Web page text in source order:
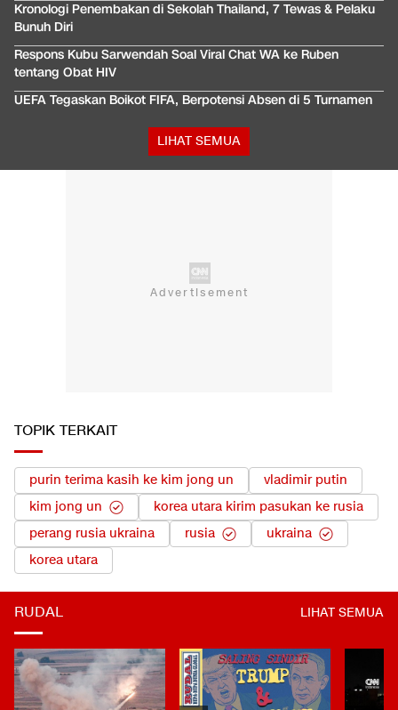
Kronologi Penembakan di Sekolah Thailand, 7 Tewas & Pelaku
Bunuh Diri
Respons Kubu Sarwendah Soal Viral Chat WA ke Ruben
tentang Obat HIV
UEFA Tegaskan Boikot FIFA, Berpotensi Absen di 5 Turnamen
LIHAT SEMUA
TOPIK TERKAIT
purin terima kasih ke kim jong un
vladimir putin
kim jong un
korea utara kirim pasukan ke rusia
perang rusia ukraina
rusia
ukraina
korea utara
RUDAL LIHAT SEMUA